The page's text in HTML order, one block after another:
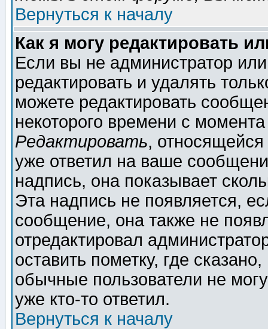
Вернуться к началу
Как я могу редактировать
Если вы не администратор
редактировать и удалять
можете редактировать
некоторого времени с
Редактировать,
уже ответил на ваше
надпись, она показывает
Эта надпись не появляется,
сообщение, она также не
отредактировал
оставить пометку, где
обычные пользователи не
уже кто-то ответил.
Вернуться к началу